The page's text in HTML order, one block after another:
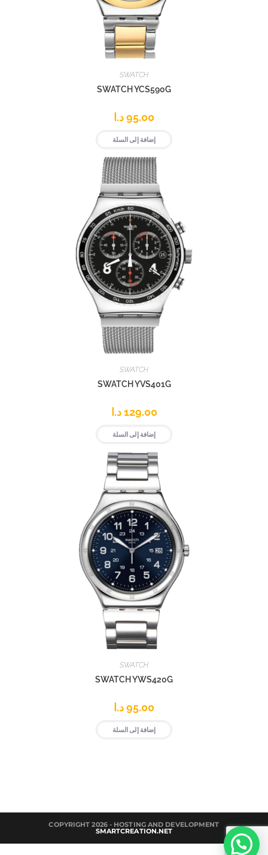
SWATCH
SWATCH YCS590G
95.00د.ا
إضافة إلى السلة
SWATCH
SWATCH YVS401G
129.00 د.ا
إضافة إلى السلة
SWATCH
SWATCH YWS420G
95.00د.ا
إضافة إلى السلة
COPYRIGHT 2026 - HOSTING AND DEVELOPMENT
SMARTCREATION.NET